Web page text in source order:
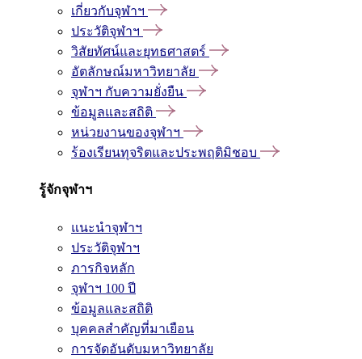
เกี่ยวกับจุฬาฯ
ประวัติจุฬาฯ
วิสัยทัศน์และยุทธศาสตร์
อัตลักษณ์มหาวิทยาลัย
จุฬาฯ กับความยั่งยืน
ข้อมูลและสถิติ
หน่วยงานของจุฬาฯ
ร้องเรียนทุจริตและประพฤติมิชอบ
รู้จักจุฬาฯ
แนะนำจุฬาฯ
ประวัติจุฬาฯ
ภารกิจหลัก
จุฬาฯ 100 ปี
ข้อมูลและสถิติ
บุคคลสำคัญที่มาเยือน
การจัดอันดับมหาวิทยาลัย